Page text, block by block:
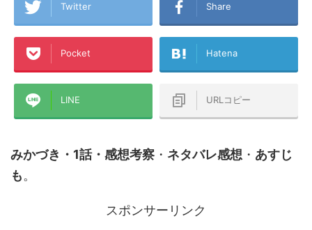
Twitter Share
Pocket Hatena
LINE URLコピー
みかづき・1話・感想考察 ・ ネタバレ感想 ・ あすじ
も。
スポンサーリンク